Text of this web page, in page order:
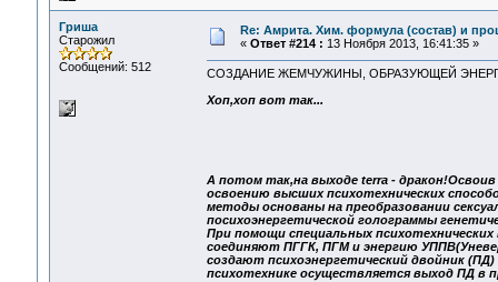
Гриша
Старожил
Сообщений: 512
Re: Амрита. Хим. формула (состав) и
« Ответ #214 : 13 Ноября 2013, 16:41:35 »
СОЗДАНИЕ ЖЕМЧУЖИНЫ, ОБРАЗУЮЩЕЙ
Хоп,хоп вот так...
А потом так,на выходе terra -
освоению высших психотехнических
методы основаны на преобразовании
посихоэнергетической голограммы
При помощи специальных
соединяют ПГГК, ПГМ и энергию
создают психоэнергетический двойник
психотехнике осуществляется выход ПД в